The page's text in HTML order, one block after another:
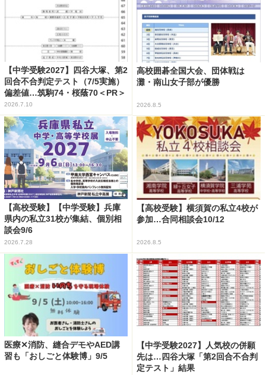
【中学受験2027】四谷大塚、第2
回合不合判定テスト（7/5実施）
偏差値…筑駒74・桜蔭70＜PR＞
2026.7.10
高校囲碁全国大会、団体戦は
灘・南山女子部が優勝
2026.8.5
【高校受験】【中学受験】兵庫
県内の私立31校が集結、個別相
談会9/6
2026.7.28
【高校受験】横須賀の私立4校が
参加…合同相談会10/12
2026.8.5
医療✕消防、縫合デモやAED講
習も「おしごと体験博」9/5
【中学受験2027】人気校の併願
先は…四谷大塚「第2回合不合判
定テスト」結果